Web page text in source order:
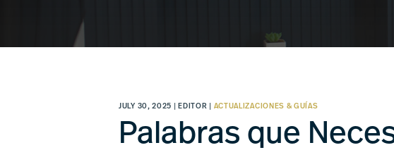
JULY 30, 2025 | EDITOR | ACTUALIZACIONES & GUÍAS
Palabras que